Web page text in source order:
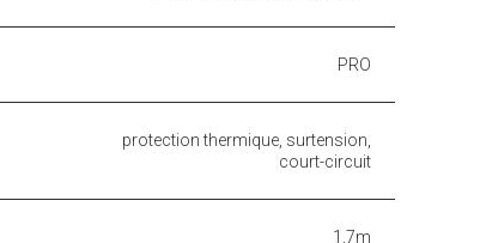
PRO
protection thermique, surtension,
court-circuit
1,7m